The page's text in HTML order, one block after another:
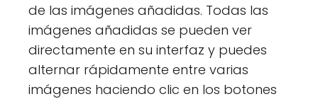
de las imágenes añadidas. Todas las
imágenes añadidas se pueden ver
directamente en su interfaz y puedes
alternar rápidamente entre varias
imágenes haciendo clic en los botones